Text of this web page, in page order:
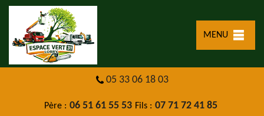
MENU
05 33 06 18 03
Père : 06 51 61 55 53 Fils : 07 71 72 41 85